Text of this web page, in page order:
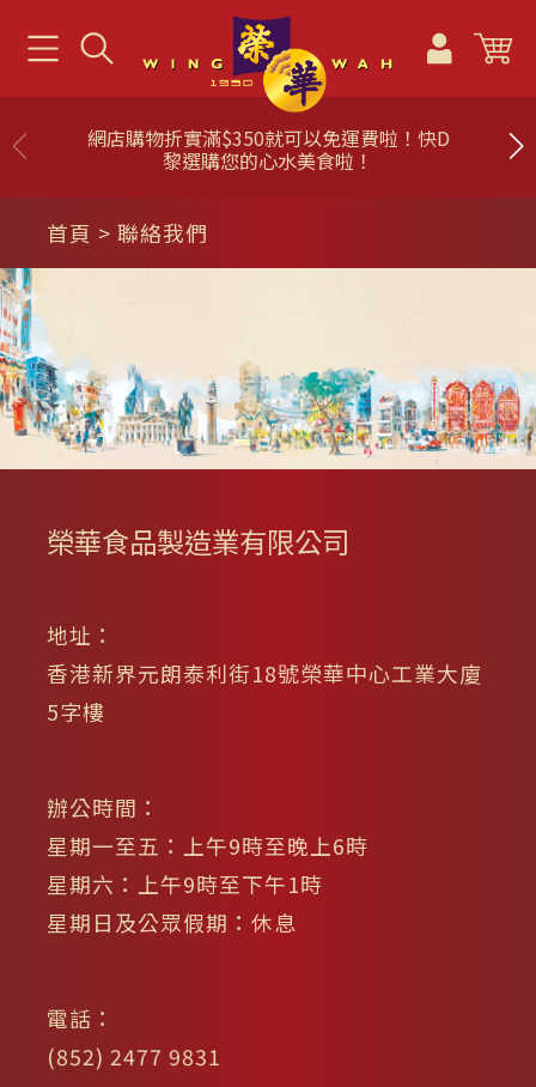
網店購物折實滿$350就可以免運費啦！快D
黎選購您的心水美食啦！
首頁 > 聯絡我們
榮華食品製造業有限公司
地址：
香港新界元朗泰利街18號榮華中心工業大廈
5字樓
辦公時間：
星期一至五：上午9時至晚上6時
星期六：上午9時至下午1時
星期日及公眾假期：休息
電話：
(852) 2477 9831